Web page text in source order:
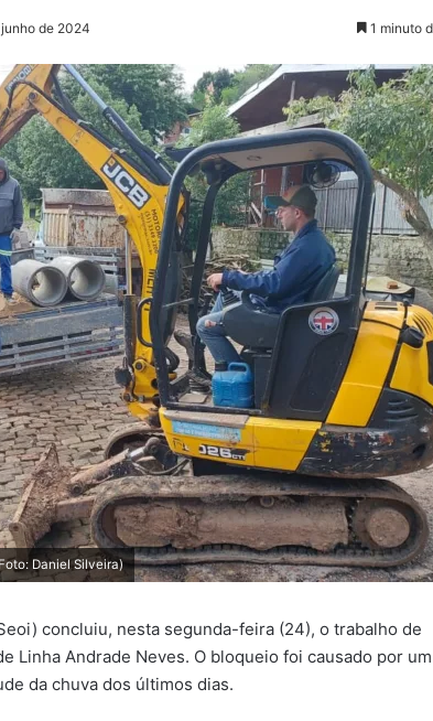
de 2024 1 minuto
Daniel Silveira)
concluiu, nesta segunda-feira (24), o trabalho de
Linha Andrade Neves. O bloqueio foi causado por um
da chuva dos últimos dias.